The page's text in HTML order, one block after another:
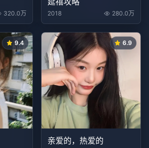
320.0万 2018 280.0万
9.4 6.9
亲爱的，热爱的